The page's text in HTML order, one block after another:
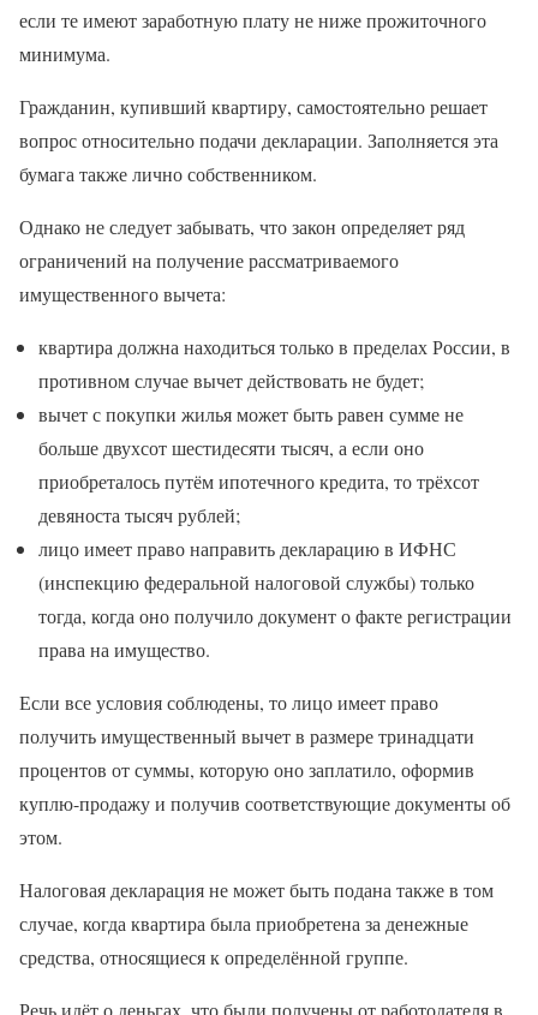
если те имеют заработную плату не ниже прожиточного
минимума.
Гражданин, купивший квартиру, самостоятельно решает
вопрос относительно подачи декларации. Заполняется эта
бумага также лично собственником.
Однако не следует забывать, что закон определяет ряд
ограничений на получение рассматриваемого
имущественного вычета:
квартира должна находиться только в пределах России, в
противном случае вычет действовать не будет;
вычет с покупки жилья может быть равен сумме не
больше двухсот шестидесяти тысяч, а если оно
приобреталось путём ипотечного кредита, то трёхсот
девяноста тысяч рублей;
лицо имеет право направить декларацию в ИФНС
(инспекцию федеральной налоговой службы) только
тогда, когда оно получило документ о факте регистрации
права на имущество.
Если все условия соблюдены, то лицо имеет право
получить имущественный вычет в размере тринадцати
процентов от суммы, которую оно заплатило, оформив
куплю-продажу и получив соответствующие документы об
этом.
Налоговая декларация не может быть подана также в том
случае, когда квартира была приобретена за денежные
средства, относящиеся к определённой группе.